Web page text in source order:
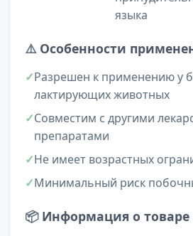
языка
⚠️ Особенности
Разрешен к применению у
лактирующих животных
Совместим с другими
препаратами
Не имеет возрастных
Минимальный риск
📦 Информация о товаре